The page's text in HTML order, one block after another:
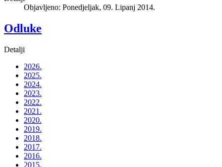
Objavljeno: Ponedjeljak, 09. Lipanj 2014.
Odluke
Detalji
2026.
2025.
2024.
2023.
2022.
2021.
2020.
2019.
2018.
2017.
2016.
2015.